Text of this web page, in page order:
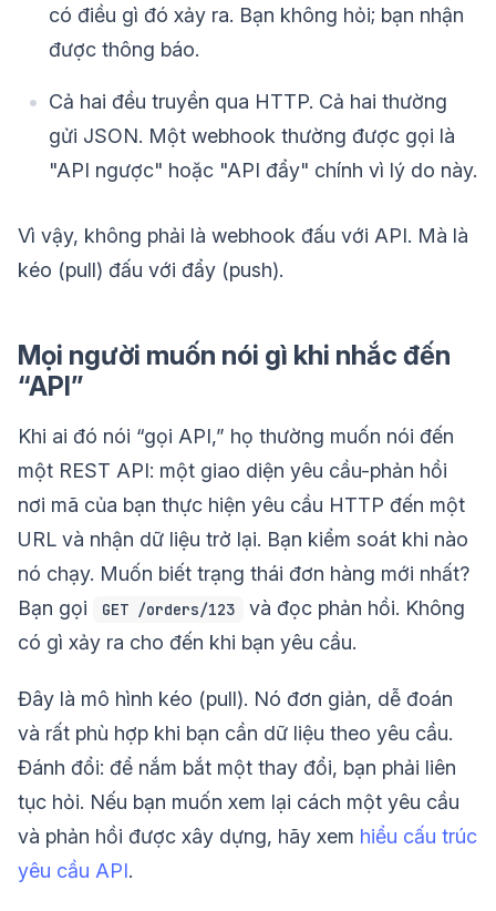
có điều gì đó xảy ra. Bạn không hỏi; bạn nhận
được thông báo.
Cả hai đều truyền qua HTTP. Cả hai thường
gửi JSON. Một webhook thường được gọi là
"API ngược" hoặc "API đẩy" chính vì lý do này.
Vì vậy, không phải là webhook đấu với API. Mà là
kéo (pull) đấu với đẩy (push).
Mọi người muốn nói gì khi nhắc đến
“API”
Khi ai đó nói “gọi API,” họ thường muốn nói đến
một REST API: một giao diện yêu cầu-phản hồi
nơi mã của bạn thực hiện yêu cầu HTTP đến một
URL và nhận dữ liệu trở lại. Bạn kiểm soát khi nào
nó chạy. Muốn biết trạng thái đơn hàng mới nhất?
Bạn gọi
GET /orders/123
và đọc phản hồi. Không
có gì xảy ra cho đến khi bạn yêu cầu.
Đây là mô hình kéo (pull). Nó đơn giản, dễ đoán
và rất phù hợp khi bạn cần dữ liệu theo yêu cầu.
Đánh đổi: để nắm bắt một thay đổi, bạn phải liên
tục hỏi. Nếu bạn muốn xem lại cách một yêu cầu
và phản hồi được xây dựng, hãy xem hiểu cấu trúc
yêu cầu API.